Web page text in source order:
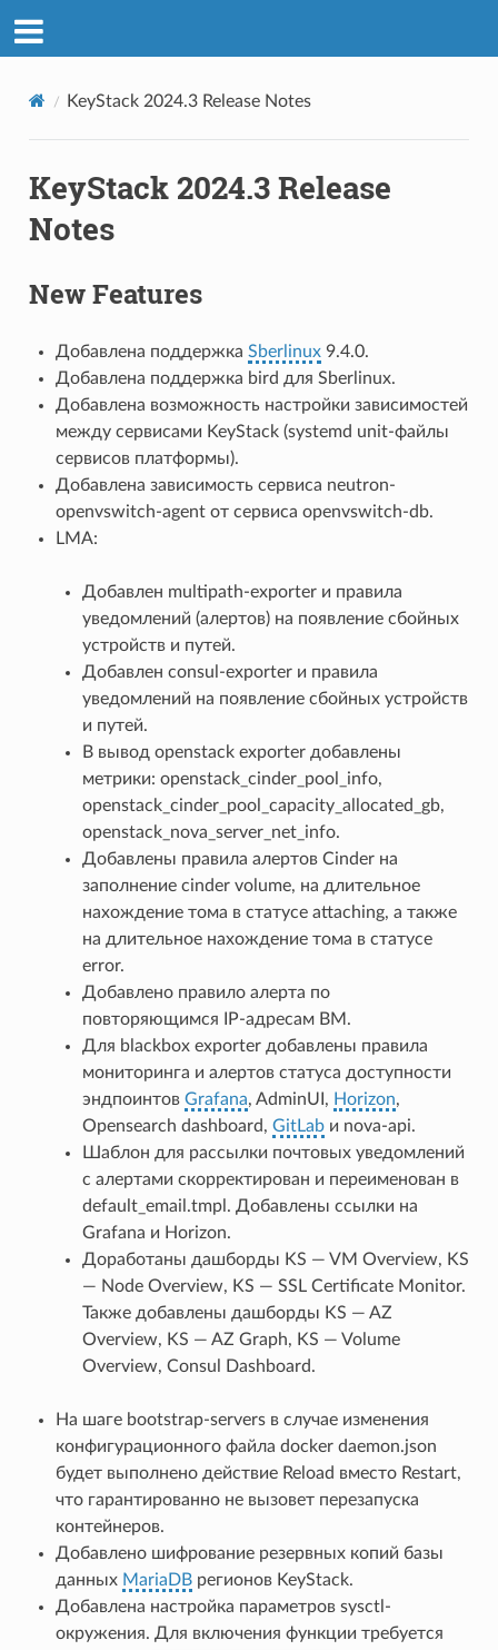
KeyStack 2024.3 Release Notes
KeyStack 2024.3 Release
Notes
New Features
Добавлена поддержка Sberlinux9.4.0.
Добавлена поддержка bird для Sberlinux.
Добавлена возможность настройки зависимостей
между сервисами KeyStack (systemd unit-файлы
сервисов платформы).
Добавлена зависимость сервиса neutron-
openvswitch-agent от сервиса openvswitch-db.
LMA:
Добавлен multipath-exporter и правила
уведомлений (алертов) на появление сбойных
устройств и путей.
Добавлен consul-exporter и правила
уведомлений на появление сбойных устройств
и путей.
В вывод openstack exporter добавлены
метрики: openstack_cinder_pool_info,
openstack_cinder_pool_capacity_allocated_gb,
openstack_nova_server_net_info.
Добавлены правила алертов Cinder на
заполнение cinder volume, на длительное
нахождение тома в статусе attaching, а также
на длительное нахождение тома в статусе
error.
Добавлено правило алерта по
повторяющимся IP-адресам ВМ.
Для blackbox exporter добавлены правила
мониторинга и алертов статуса доступности
эндпоинтов Grafana, AdminUI, Horizon,
Opensearch dashboard, GitLabи nova-api.
Шаблон для рассылки почтовых уведомлений
с алертами скорректирован и переименован в
default_email.tmpl. Добавлены ссылки на
Grafana и Horizon.
Доработаны дашборды KS — VM Overview, KS
— Node Overview, KS — SSL Certificate Monitor.
Также добавлены дашборды KS — AZ
Overview, KS — AZ Graph, KS — Volume
Overview, Consul Dashboard.
На шаге bootstrap-servers в случае изменения
конфигурационного файла docker daemon.json
будет выполнено действие Reload вместо Restart,
что гарантированно не вызовет перезапуска
контейнеров.
Добавлено шифрование резервных копий базы
данных MariaDBрегионов KeyStack.
Добавлена настройка параметров sysctl-
окружения. Для включения функции требуется